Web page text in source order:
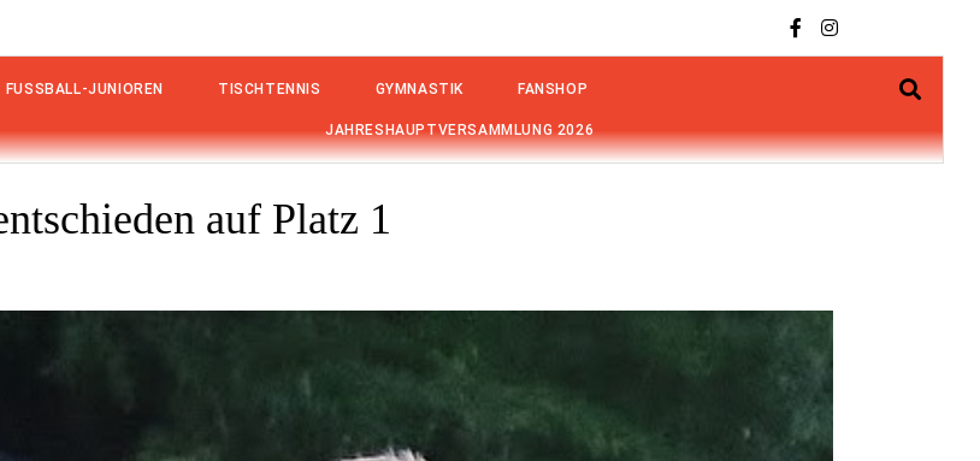
FUSSBALL-JUNIOREN TISCHTENNIS GYMNASTIK FANSHOP
JAHRESHAUPTVERSAMMLUNG 2026
auf Platz 1